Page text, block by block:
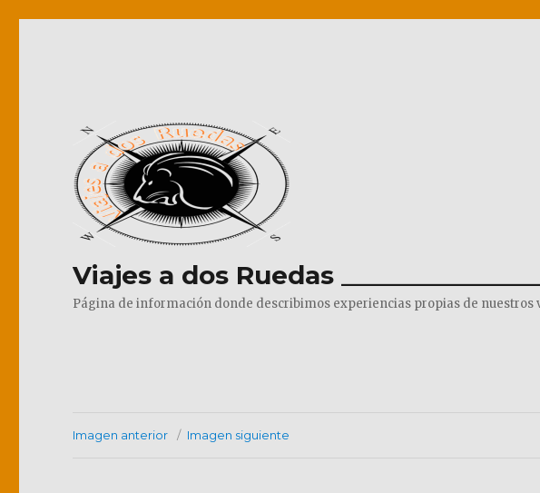
Viajes a dos Ruedas
Página de información donde describimos experiencias propias de nuestros
Imagen anterior Imagen siguiente